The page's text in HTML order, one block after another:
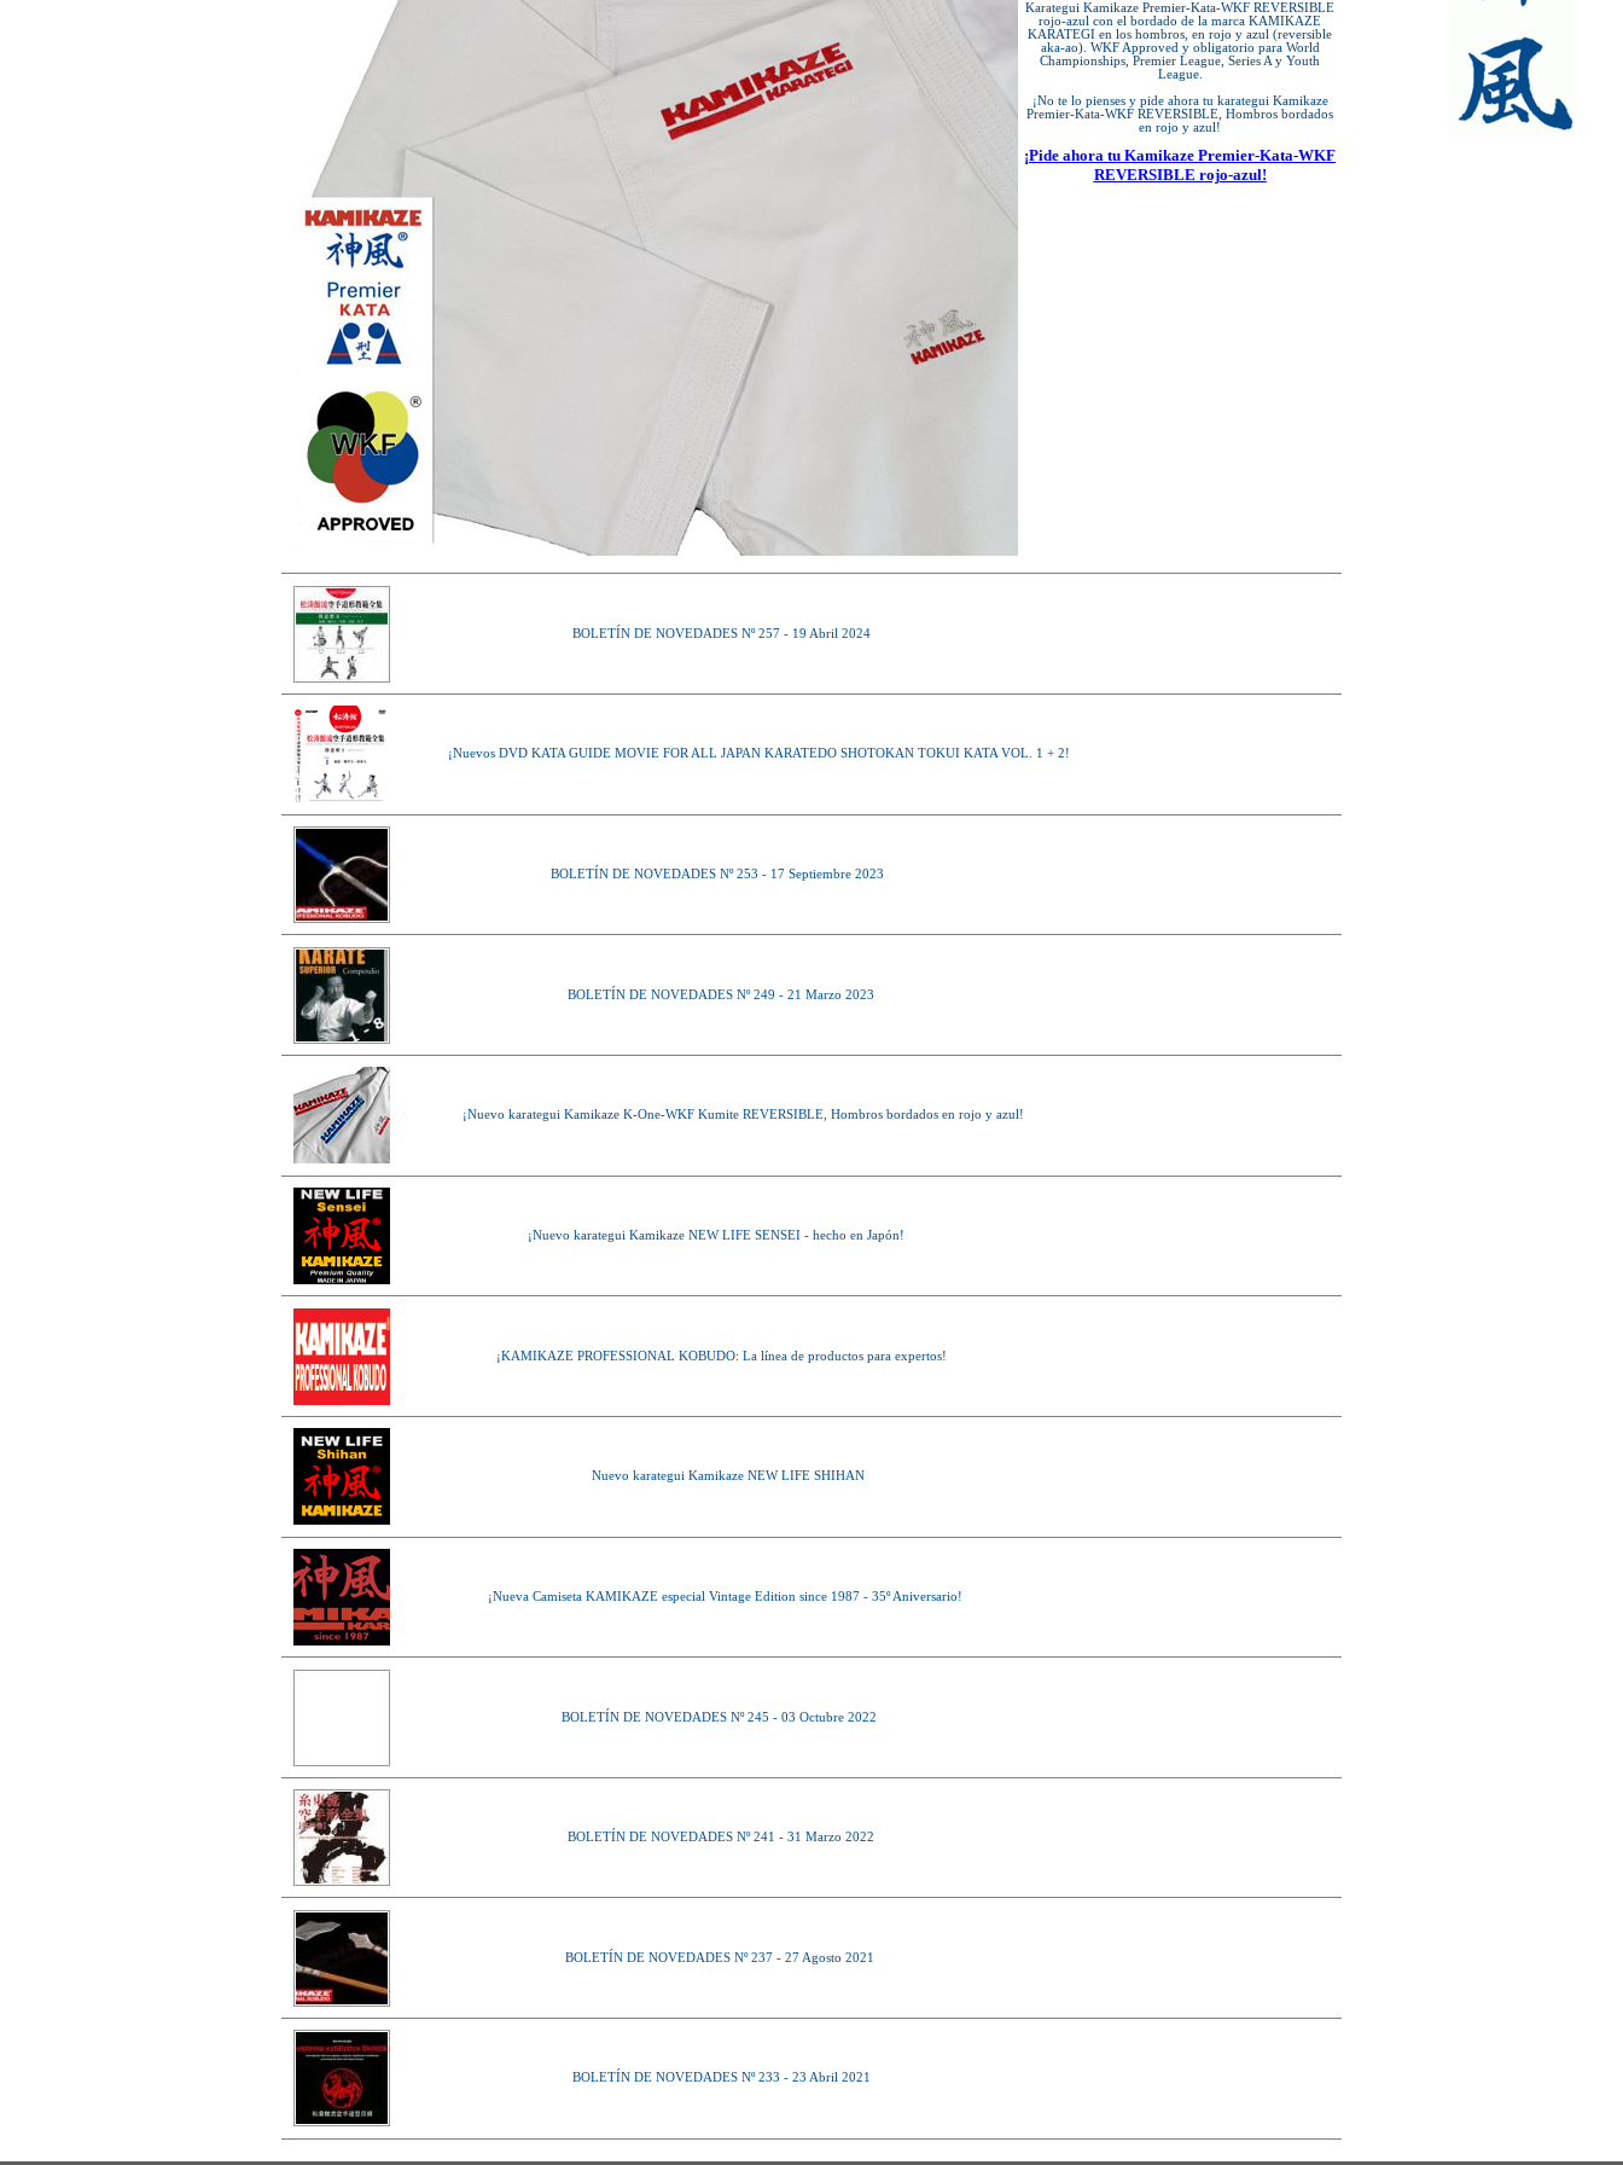
Karategui Kamikaze Premier-Kata-WKF REVERSIBLE
rojo-azul con el bordado de la marca KAMIKAZE
KARATEGI en los hombros, en rojo y azul (reversible
aka-ao). WKF Approved y obligatorio para World
Championships, Premier League, Series A y Youth
League.
¡No te lo pienses y pide ahora tu karategui Kamikaze
Premier-Kata-WKF REVERSIBLE, Hombros bordados
en rojo y azul!
¡Pide ahora tu Kamikaze Premier-Kata-WKF
REVERSIBLE rojo-azul!
BOLETÍN DE NOVEDADES Nº 257 - 19 Abril 2024
¡Nuevos DVD KATA GUIDE MOVIE FOR ALL JAPAN KARATEDO SHOTOKAN TOKUI KATA VOL. 1 + 2!
BOLETÍN DE NOVEDADES Nº 253 - 17 Septiembre 2023
BOLETÍN DE NOVEDADES Nº 249 - 21 Marzo 2023
¡Nuevo karategui Kamikaze K-One-WKF Kumite REVERSIBLE, Hombros bordados en rojo y azul!
¡Nuevo karategui Kamikaze NEW LIFE SENSEI - hecho en Japón!
¡KAMIKAZE PROFESSIONAL KOBUDO: La línea de productos para expertos!
Nuevo karategui Kamikaze NEW LIFE SHIHAN
¡Nueva Camiseta KAMIKAZE especial Vintage Edition since 1987 - 35º Aniversario!
BOLETÍN DE NOVEDADES Nº 245 - 03 Octubre 2022
BOLETÍN DE NOVEDADES Nº 241 - 31 Marzo 2022
BOLETÍN DE NOVEDADES Nº 237 - 27 Agosto 2021
BOLETÍN DE NOVEDADES Nº 233 - 23 Abril 2021